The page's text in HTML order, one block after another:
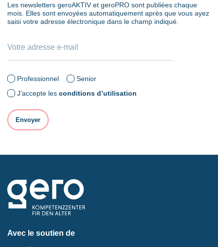
Les newsletters geroAKTIV et geroPRO sont publiées chaque
mois. Elles sont envoyées automatiquement après que vous ayez
saisi votre adresse électronique dans le champ indiqué.
Professionnel
Senior
J’accepte les conditions d’utilisation
Avec le soutien de